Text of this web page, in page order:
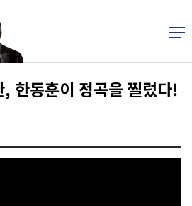
한동훈이 정곡을 찔렀다!